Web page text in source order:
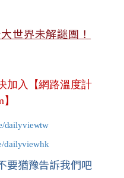
世界未解謎團！
加入【網路溫度計
dailyviewtw
dailyviewhk
要猶豫告訴我們吧